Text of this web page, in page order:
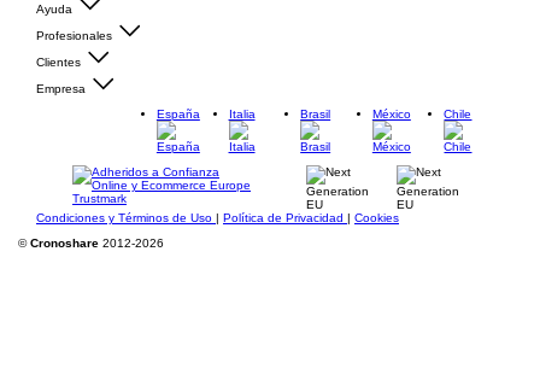
Ayuda
Profesionales
Clientes
Empresa
España
Italia Brasil México Chile
Condiciones y Términos de Uso | Política de Privacidad | Cookies
©Cronoshare 2012-2026